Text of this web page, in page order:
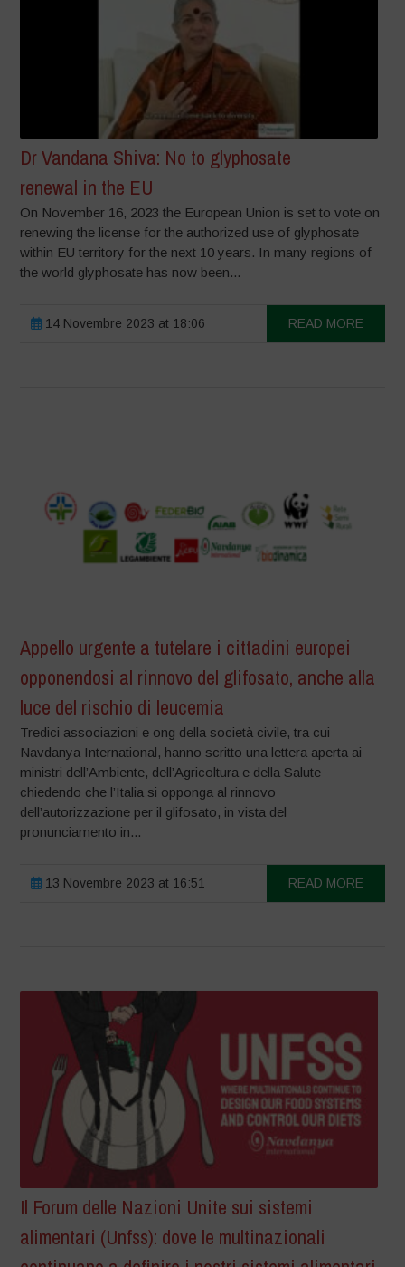
Dr Vandana Shiva: No to glyphosate
renewal in the EU
On November 16, 2023 the European Union is set to vote on
renewing the license for the authorized use of glyphosate
within EU territory for the next 10 years. In many regions of
the world glyphosate has now been...
14 Novembre 2023 at 18:06 READ MORE
Appello urgente a tutelare i cittadini europei
opponendosi al rinnovo del glifosato, anche alla
luce del rischio di leucemia
Tredici associazioni e ong della società civile, tra cui
Navdanya International, hanno scritto una lettera aperta ai
ministri dell’Ambiente, dell’Agricoltura e della Salute
chiedendo che l’Italia si opponga al rinnovo
dell’autorizzazione per il glifosato, in vista del
pronunciamento in...
13 Novembre 2023 at 16:51 READ MORE
Il Forum delle Nazioni Unite sui sistemi
alimentari (Unfss): dove le multinazionali